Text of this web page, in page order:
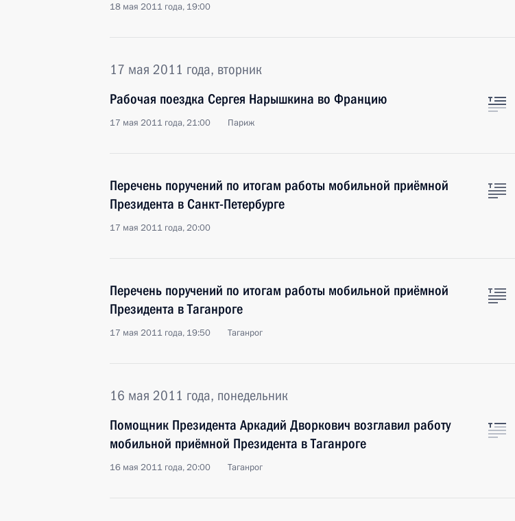
18 мая 2011 года, 19:00
17 мая 2011 года, вторник
Рабочая поездка Сергея Нарышкина во Францию
17 мая 2011 года, 21:00 Париж
Перечень поручений по итогам работы мобильной приёмной
Президента в Санкт-Петербурге
17 мая 2011 года, 20:00
Перечень поручений по итогам работы мобильной приёмной
Президента в Таганроге
17 мая 2011 года, 19:50 Таганрог
16 мая 2011 года, понедельник
Помощник Президента Аркадий Дворкович возглавил работу
мобильной приёмной Президента в Таганроге
16 мая 2011 года, 20:00 Таганрог